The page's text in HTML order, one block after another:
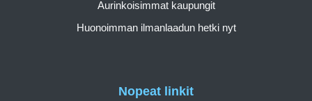
Nopeat linkit
Aurinkoisimmat kaupungit
Huonoimman ilmanlaadun hetki nyt